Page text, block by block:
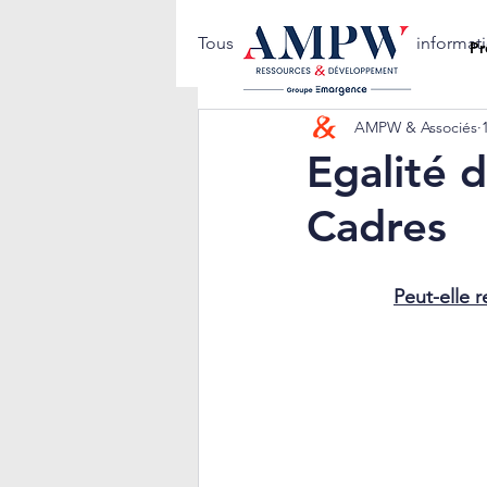
Tous les posts Notes
Egalité
Cadres
AMPW & Associés
Peut-elle